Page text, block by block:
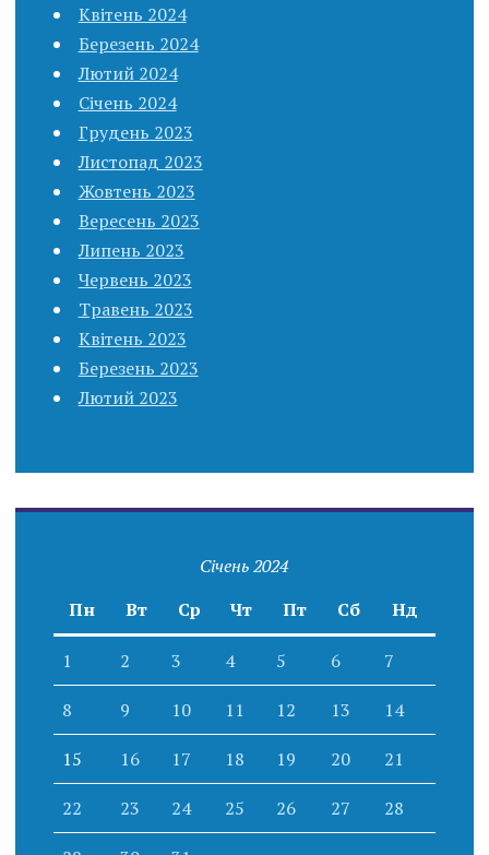
Квітень 2024
Березень 2024
Лютий 2024
Січень 2024
Грудень 2023
Листопад 2023
Жовтень 2023
Вересень 2023
Липень 2023
Червень 2023
Травень 2023
Квітень 2023
Березень 2023
Лютий 2023
Січень 2024
Пн
Вт Ср Чт Пт Сб Нд
1 2 3 4 5 6 7
8 9 10 11 12 13 14
15 16 17 18 19 20 21
22 23 24 25 26 27 28